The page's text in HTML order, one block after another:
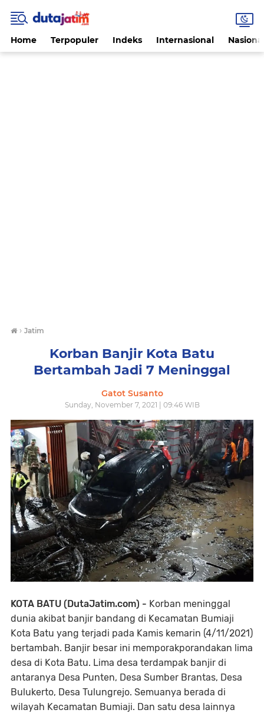
Home Terpopuler Indeks Internasional
› Jatim
Korban Banjir Kota Batu
Bertambah Jadi 7 Meninggal
Gatot Susanto
Sunday, November 7, 2021 | 09:46 WIB
KOTA BATU (DutaJatim.com) - Korban meninggal
dunia akibat banjir bandang di Kecamatan Bumiaji
Kota Batu yang terjadi pada Kamis kemarin (4/11/2021)
bertambah. Banjir besar ini memporakporandakan lima
desa di Kota Batu. Lima desa terdampak banjir di
antaranya Desa Punten, Desa Sumber Brantas, Desa
Bulukerto, Desa Tulungrejo. Semuanya berada di
wilayah Kecamatan Bumiaji. Dan satu desa lainnya